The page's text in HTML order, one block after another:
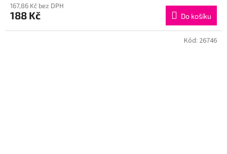
167,86 Kč bez DPH
188 Kč Do košíku
Kód: 26746